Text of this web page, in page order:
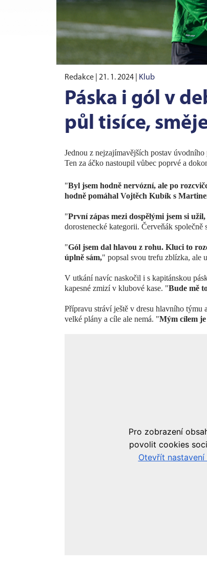
Redakce | 21. 1. 2024 Klub
Páska i gól v
půl tisíce,
Jednou z nejzajímavějších postav
Ten za áčko nastoupil vůbec poprvé a
"Byl jsem hodně nervózní, ale po
hodně pomáhal Vojtěch Kubík s
"První zápas mezi dospělými jsem si
dorostenecké kategorii. Červeňák
"Gól jsem dal hlavou z rohu. Kluci to
úplně sám," popsal svou trefu zblízka, ale
V utkání navíc naskočil i s kapitánskou
kapesné zmizí v klubové kase. "Bude mě
Přípravu stráví ještě v dresu hlavního týmu
velké plány a cíle ale nemá. "Mým cílem